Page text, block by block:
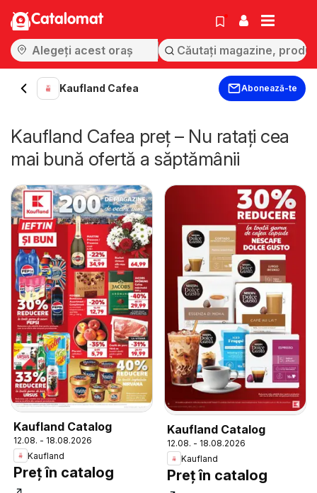
Catalomat
Kaufland Cafea Abonează-te
Kaufland Cafea preț – Nu ratați cea
mai bună ofertă a săptămânii
Kaufland Catalog
12.08. - 18.08.2026
Kaufland
Preț în catalog
Kaufland Catalog
12.08. - 18.08.2026
Kaufland
Preț în catalog